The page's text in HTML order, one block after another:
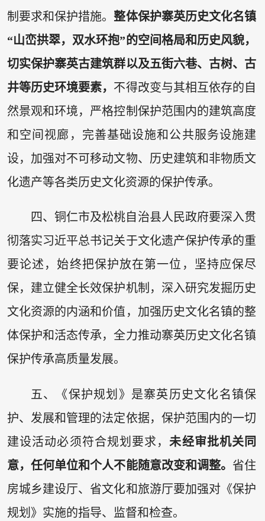
制要求和保护措施。整体保护寨英历史文化名镇
“山峦拱翠，双水环抱”的空间格局和历史风貌，
切实保护寨英古建筑群以及五街六巷、古树、古
井等历史环境要素， 不得改变与其相互依存的自
然景观和环境，严格控制保护范围内的建筑高度
和空间视廊，完善基础设施和公共服务设施建
设，加强对不可移动文物、历史建筑和非物质文
化遗产等各类历史文化资源的保护传承。
四、铜仁市及松桃自治县人民政府要深入贯
彻落实习近平总书记关于文化遗产保护传承的重
要论述，始终把保护放在第一位，坚持应保尽
保，建立健全长效保护机制，深入研究发掘历史
文化资源的内涵和价值，加强历史文化名镇的整
体保护和活态传承，全力推动寨英历史文化名镇
保护传承高质量发展。
五、《保护规划》是寨英历史文化名镇保
护、发展和管理的法定依据，保护范围内的一切
建设活动必须符合规划要求，未经审批机关同
意，任何单位和个人不能随意改变和调整。 省住
房城乡建设厅、省文化和旅游厅要加强对《保护
规划》实施的指导、监督和检查。